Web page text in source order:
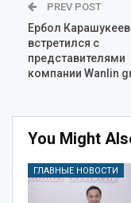
PREV POST
Ербол Карашукеев
встретился с
представителями
компании Wanlin
You Might
ГЛАВНЫЕ НОВОСТИ